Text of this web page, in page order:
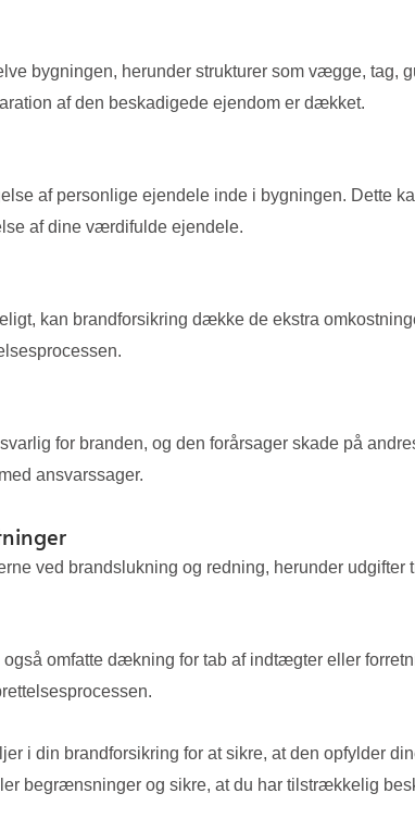
bygningen, herunder strukturer som vægge, tag,
af den beskadigede ejendom er dækket.
af personlige ejendele inde i bygningen. Dette
af dine værdifulde ejendele.
kan brandforsikring dække de ekstra
for branden, og den forårsager skade på
ansvarssager.
ved brandslukning og redning, herunder
omfatte dækning for tab af indtægter eller
i din brandforsikring for at sikre, at den opfylder
begrænsninger og sikre, at du har tilstrækkelig